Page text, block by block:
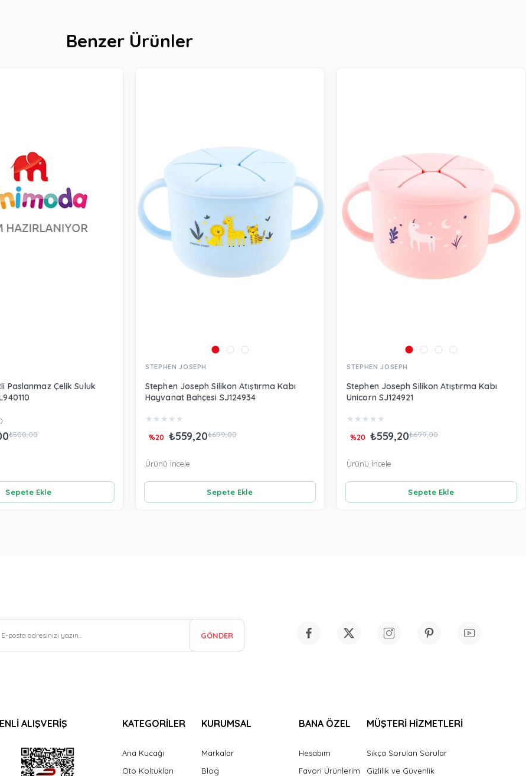
Benzer Ürünler
Paslanmaz Çelik Suluk
₺500,00
Sepete Ekle
STEPHEN JOSEPH
Stephen Joseph Silikon Atıştırma Kabı
Hayvanat Bahçesi SJ124934
★ ★ ★ ★ ★
₺559,20₺699,00
%20
Sepete Ekle
Ürünü İncele
STEPHEN JOSEPH
Stephen Joseph Silikon Atıştırma Kabı
Unicorn SJ124921
★ ★ ★ ★ ★
₺559,20₺699,00
%20
Sepete Ekle
Ürünü İncele
GÖNDER
ALIŞVERİŞ KATEGORİLER
Ana Kucağı
Oto Koltukları
KURUMSAL
Markalar
Blog
BANA ÖZEL
Hesabım
Favori Ürünlerim
MÜŞTERİ HİZMETLERİ
Sıkça Sorulan Sorular
Gizlilik ve Güvenlik